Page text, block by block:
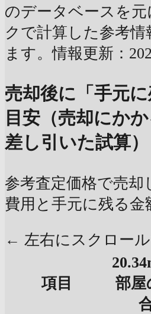
のデータベースを
クで計算した参考
ます。情報更新：
売却後に「手元
目安（売却にか
差し引いた試算）
参考査定価格で売却
費用と手元に残る金
← 左右にスクロー
項目
部屋